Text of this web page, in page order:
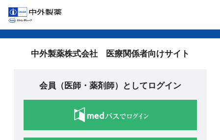
中外製薬株式会社 医療関係者向けサイト
会員（医師・薬剤師）としてログイン